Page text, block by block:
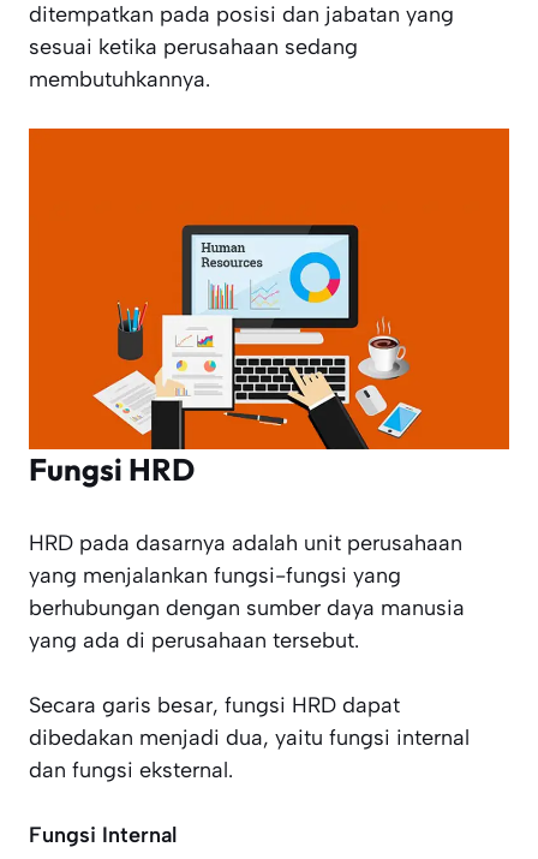
ditempatkan pada posisi dan jabatan yang
sesuai ketika perusahaan sedang
membutuhkannya.
Fungsi HRD
HRD pada dasarnya adalah unit perusahaan
yang menjalankan fungsi-fungsi yang
berhubungan dengan sumber daya manusia
yang ada di perusahaan tersebut.
Secara garis besar, fungsi HRD dapat
dibedakan menjadi dua, yaitu fungsi internal
dan fungsi eksternal.
Fungsi Internal